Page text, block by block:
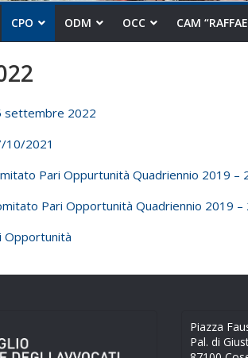
CPO ODM OCC CAM
settembre 2022
10/2021
Pari Oppurtunità Quadriennio 2019 –
Pari Opportunità Quadriennio 2019 –
Opportunità
Piazza
Pal. di